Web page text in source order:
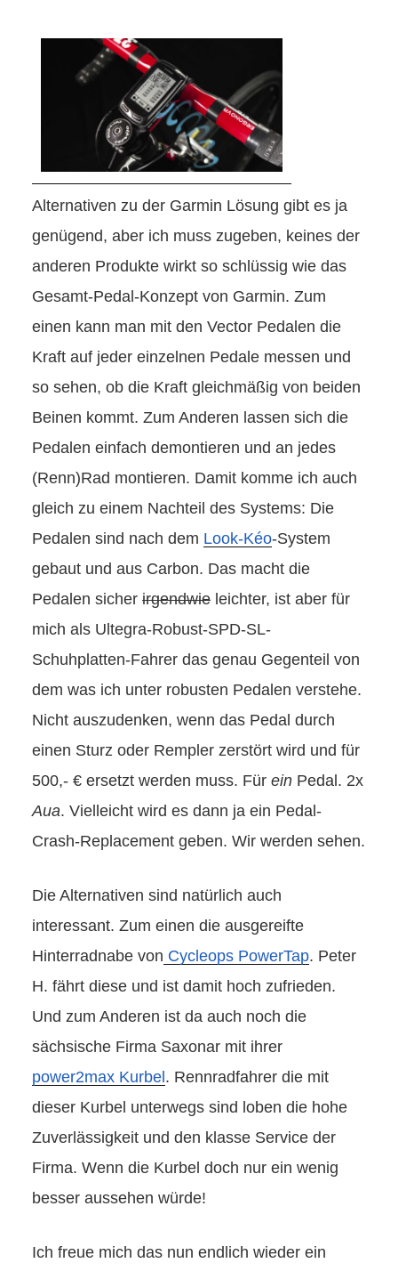
Alternativen zu der Garmin Lösung gibt es ja
genügend, aber ich muss zugeben, keines der
anderen Produkte wirkt so schlüssig wie das
Gesamt-Pedal-Konzept von Garmin. Zum
einen kann man mit den Vector Pedalen die
Kraft auf jeder einzelnen Pedale messen und
so sehen, ob die Kraft gleichmäßig von beiden
Beinen kommt. Zum Anderen lassen sich die
Pedalen einfach demontieren und an jedes
(Renn)Rad montieren. Damit komme ich auch
gleich zu einem Nachteil des Systems: Die
Pedalen sind nach dem Look-Kéo-System
gebaut und aus Carbon. Das macht die
Pedalen sicher irgendwie leichter, ist aber für
mich als Ultegra-Robust-SPD-SL-
Schuhplatten-Fahrer das genau Gegenteil von
dem was ich unter robusten Pedalen verstehe.
Nicht auszudenken, wenn das Pedal durch
einen Sturz oder Rempler zerstört wird und für
500,- € ersetzt werden muss. Für ein Pedal. 2x
Aua. Vielleicht wird es dann ja ein Pedal-
Crash-Replacement geben. Wir werden sehen.
Die Alternativen sind natürlich auch
interessant. Zum einen die ausgereifte
Hinterradnabe von Cycleops PowerTap. Peter
H. fährt diese und ist damit hoch zufrieden.
Und zum Anderen ist da auch noch die
sächsische Firma Saxonar mit ihrer
power2max Kurbel . Rennradfahrer die mit
dieser Kurbel unterwegs sind loben die hohe
Zuverlässigkeit und den klasse Service der
Firma. Wenn die Kurbel doch nur ein wenig
besser aussehen würde!
Ich freue mich das nun endlich wieder ein